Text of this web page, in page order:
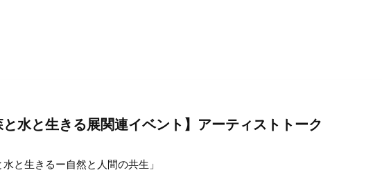
水と生きる展関連イベント】アーティストトーク
水と生きるー自然と人間の共生」